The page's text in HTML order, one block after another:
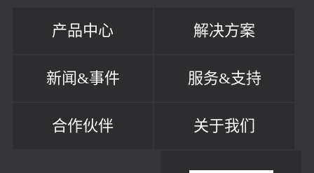
产品中心 解决方案
新闻&事件 服务&支持
合作伙伴 关于我们